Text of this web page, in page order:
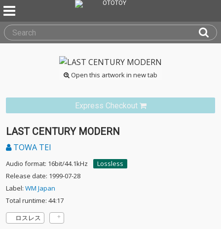
Open this artwork in new tab
Express Checkout
LAST CENTURY MODERN
TOWA TEI
Audio format: 16bit/44.1kHz
Lossless
Release date: 1999-07-28
Label: WM Japan
Total runtime: 44:17
ロスレス